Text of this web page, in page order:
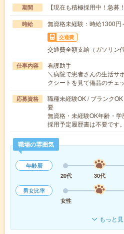
期間 【現在も積極採用中！急募
時給 無資格未経験：時給1300
交通費
交通費全額支給（ガソリン
仕事内容
看護助手
＼病院で患者さんの生活サ
クシートを見て備品のチェ
応募資格
職種未経験OK / ブランク
要
無資格・未経験OK年齢・
採用予定履歴書は不要です
職場の雰囲気
年齢層
20代
30代
男女比率
女性
もっと